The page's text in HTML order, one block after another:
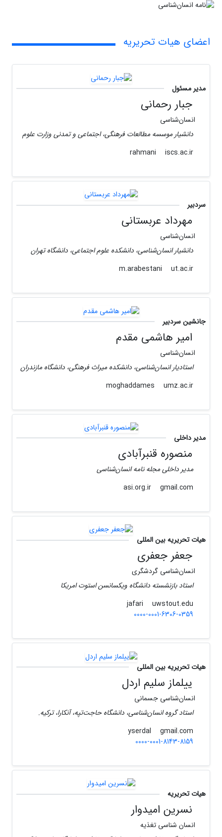
اعضای هیات تحریریه
مدیر مسئول
جبار رحمانی
انسان‌شناسی
دانشیار موسسه مطالعات فرهنگی، اجتماعی و تمدنی وزارت علوم
rahmani
iscs.ac.ir
سردبیر
مهرداد عربستانی
انسا‌ن‌شناسی
دانشیار انسان‌شناسی، دانشکده علوم اجتماعی، دانشگاه تهران
m.arabestani
ut.ac.ir
جانشین سردبیر
امیر هاشمی مقدم
انسان‌شناسی
استادیار انسان‌شناسی، دانشکده میراث فرهنگی، دانشگاه مازندران
moghaddames
umz.ac.ir
مدیر داخلی
منصوره قنبرآبادی
مدیر داخلی مجله نامه انسان‌شناسی
gmail.com
هیات تحریریه بین المللی
جعفر جعفری
انسان‌شناسی گردشگری
استاد بازنشسته دانشگاه ویکسانسن استوت امریکا
uwstout.edu
0000-0001-6306-0359
هیات تحریریه بین المللی
ییلماز سلیم اردل
انسان‌شناسی جسمانی
استاد گروه انسان‌شناسی، دانشگاه حاجت‌تپه، آنکارا، ترکیه.
gmail.com
0000-0001-8143-8159
هیات تحریریه
نسرین امیدوار
انسان شناسی تغذیه